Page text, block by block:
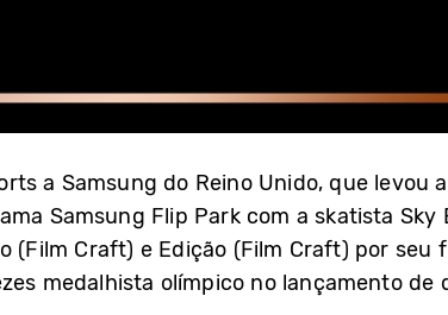
a Samsung do Reino Unido, que
Samsung Flip Park com a skatista Sky
(Film Craft) e Edição (Film Craft) por seu
medalhista olímpico no lançamento de